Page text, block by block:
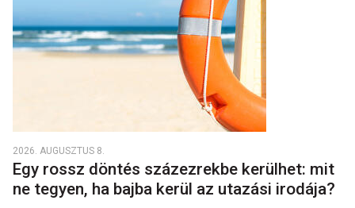
2026. AUGUSZTUS 8.
Egy rossz döntés százezrekbe kerülhet: mit
ne tegyen, ha bajba kerül az utazási irodája?